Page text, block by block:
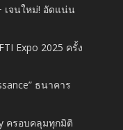
เจนใหม่! อัดแน่น
Expo 2025 ครั้ง
ธนาคาร
ครอบคลุมทุกมิติ